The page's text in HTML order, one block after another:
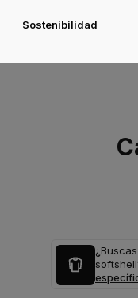
Sostenibilidad